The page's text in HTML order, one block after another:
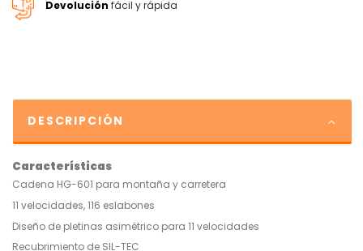
Devolución fácil y rápida
DESCRIPCIÓN
Características
Cadena HG-601 para montaña y carretera
11 velocidades, 116 eslabones
Diseño de pletinas asimétrico para 11 velocidades
Recubrimiento de SIL-TEC